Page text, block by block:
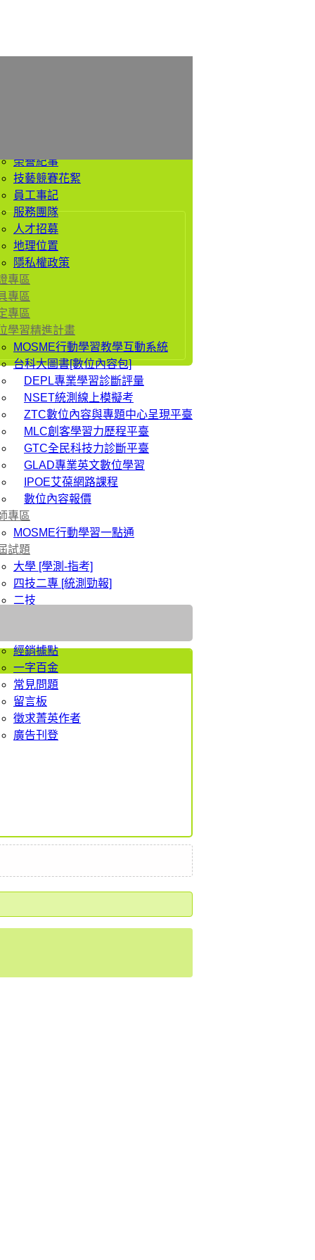
榮譽紀事
技藝競賽花絮
員工事記
服務團隊
人才招募
地理位置
隱私權政策
專區
專區
專區
學習精進計畫
MOSME行動學習教學互動系統
台科大圖書[數位內容包]
DEPL專業學習診斷評量
NSET統測線上模擬考
ZTC數位內容與專題中心呈現平臺
MLC創客學習力歷程平臺
GTC全民科技力診斷平臺
GLAD專業英文數位學習
IPOE艾葆網路課程
數位內容報價
專區
MOSME行動學習一點通
試題
大學 [學測-指考]
四技二專 [統測勁報]
二技
經銷據點
一字百金
常見問題
留言板
徵求菁英作者
廣告刊登